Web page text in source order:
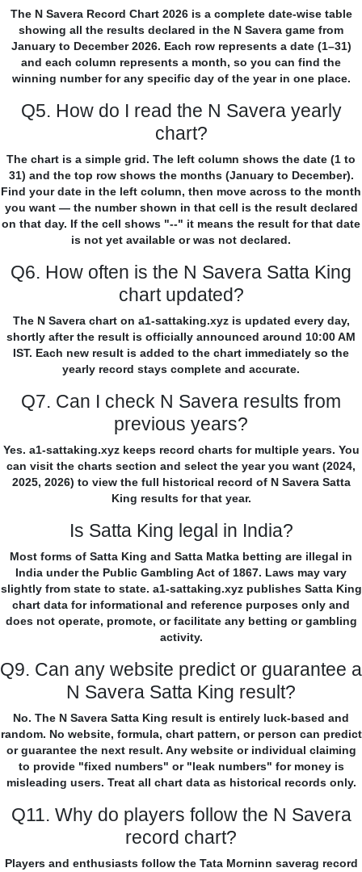
The N Savera Record Chart 2026 is a complete date-wise table
showing all the results declared in the N Savera game from
January to December 2026. Each row represents a date (1–31)
and each column represents a month, so you can find the
winning number for any specific day of the year in one place.
Q5. How do I read the N Savera yearly
chart?
The chart is a simple grid. The left column shows the date (1 to
31) and the top row shows the months (January to December).
Find your date in the left column, then move across to the month
you want — the number shown in that cell is the result declared
on that day. If the cell shows "--" it means the result for that date
is not yet available or was not declared.
Q6. How often is the N Savera Satta King
chart updated?
The N Savera chart on a1-sattaking.xyz is updated every day,
shortly after the result is officially announced around 10:00 AM
IST. Each new result is added to the chart immediately so the
yearly record stays complete and accurate.
Q7. Can I check N Savera results from
previous years?
Yes. a1-sattaking.xyz keeps record charts for multiple years. You
can visit the charts section and select the year you want (2024,
2025, 2026) to view the full historical record of N Savera Satta
King results for that year.
Is Satta King legal in India?
Most forms of Satta King and Satta Matka betting are illegal in
India under the Public Gambling Act of 1867. Laws may vary
slightly from state to state. a1-sattaking.xyz publishes Satta King
chart data for informational and reference purposes only and
does not operate, promote, or facilitate any betting or gambling
activity.
Q9. Can any website predict or guarantee a
N Savera Satta King result?
No. The N Savera Satta King result is entirely luck-based and
random. No website, formula, chart pattern, or person can predict
or guarantee the next result. Any website or individual claiming
to provide "fixed numbers" or "leak numbers" for money is
misleading users. Treat all chart data as historical records only.
Q11. Why do players follow the N Savera
record chart?
Players and enthusiasts follow the Tata Morninn saverag record